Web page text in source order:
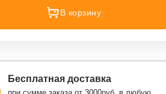
В корзину
Бесплатная доставка